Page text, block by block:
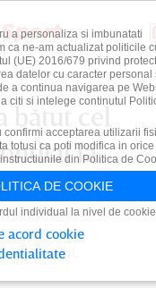
cel
la
PE 6 IUL
a personaliza si imbunatati
ca ne-am actualizat politicile
(UE) 2016/679 privind
datelor cu caracter personal
a continua navigarea pe
citi si intelege continutul
acceptarea utilizarii
totusi ca poti modifica in orice
din Politica de
DE COOKIE
individual la nivel de
acord cookie